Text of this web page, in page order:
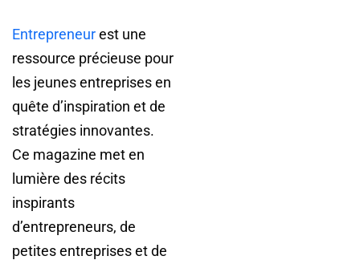
Entrepreneurest une
ressource précieuse pour
les jeunes entreprises en
quête d’inspiration et de
stratégies innovantes.
Ce magazine met en
lumière des récits
inspirants
d’entrepreneurs, de
petites entreprises et de